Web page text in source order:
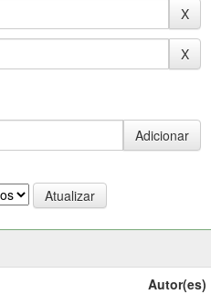
Autor(es)